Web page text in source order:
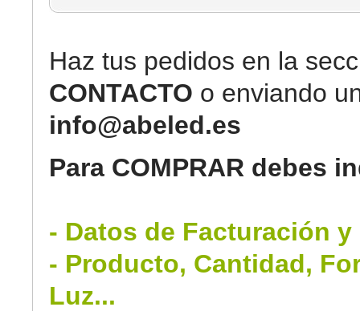
Haz tus pedidos en la
CONTACTO o enviando
info@abeled.es
Para COMPRAR debes
- Datos de Facturación y
- Producto, Cantidad,
Luz...